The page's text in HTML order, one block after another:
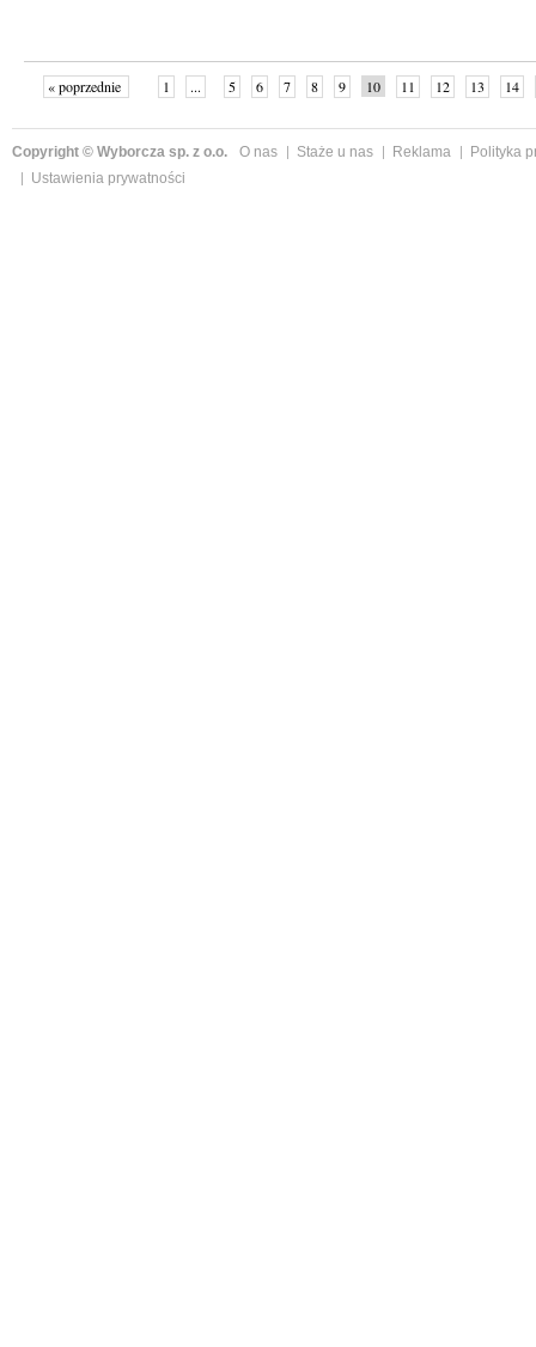
« poprzednie 1 ... 5 6 7 8 9 10 11 12 13 14
Copyright © Wyborcza sp. z o.o. O nas Staże u nas Reklama
Polityka
Ustawienia prywatności